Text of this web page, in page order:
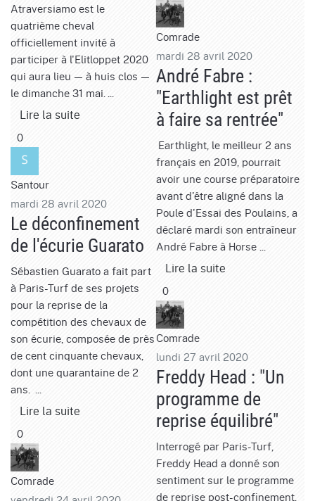
Atraversiamo est le
quatrième cheval
officiellement invité à
participer à l'Elitloppet 2020
qui aura lieu — à huis clos —
le dimanche 31 mai. ...
Lire la suite
0
Comrade
mardi 28 avril 2020
André Fabre :
"Earthlight est prêt
à faire sa rentrée"
Earthlight, le meilleur 2 ans
français en 2019, pourrait
avoir une course préparatoire
avant d'être aligné dans la
Poule d'Essai des Poulains, a
déclaré mardi son entraîneur
André Fabre à Horse ...
Lire la suite
0
Santour
mardi 28 avril 2020
Le déconfinement
de l'écurie Guarato
Sébastien Guarato a fait part
à Paris-Turf de ses projets
pour la reprise de la
compétition des chevaux de
son écurie, composée de près
de cent cinquante chevaux,
dont une quarantaine de 2
ans. ...
Lire la suite
0
Comrade
lundi 27 avril 2020
Freddy Head : "Un
programme de
reprise équilibré"
Interrogé par Paris-Turf,
Freddy Head a donné son
sentiment sur le programme
de reprise post-confinement.
Comrade